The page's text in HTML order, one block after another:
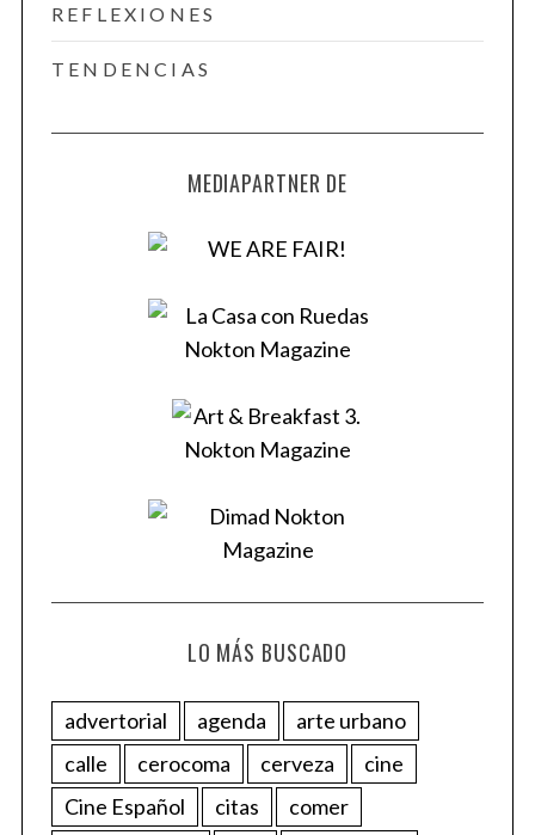
REFLEXIONES
TENDENCIAS
MEDIAPARTNER DE
LO MÁS BUSCADO
advertorial agenda
arte urbano
calle
cerocoma cerveza
cine
Cine Español
citas
comer